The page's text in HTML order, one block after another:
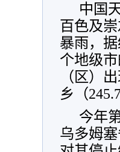
中国
百色及
暴雨，
个地级
（区）
乡（
今年
乌多姆